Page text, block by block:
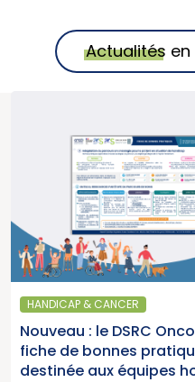
Actualités
HANDICAP & CANCER
Nouveau : le DSRC
fiche de bonnes
destinée aux équipes